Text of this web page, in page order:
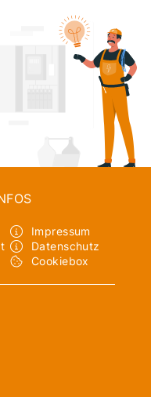
Impressum
Datenschutz
Cookiebox